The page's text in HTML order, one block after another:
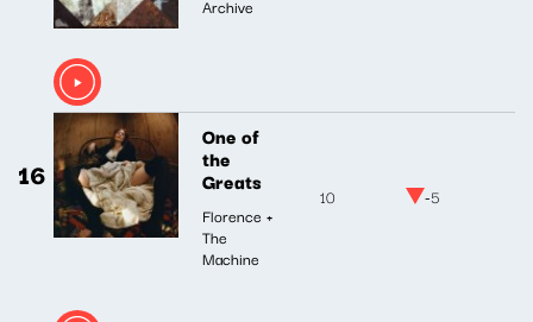
Archive
16
One of
the
Greats
Florence +
The
Machine
10 -5